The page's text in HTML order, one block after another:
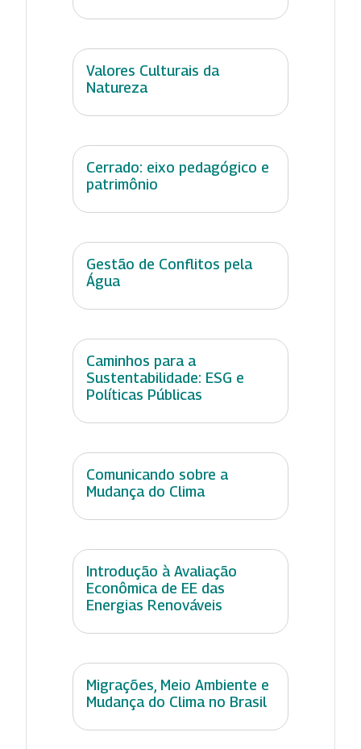
Valores Culturais da
Natureza
Cerrado: eixo pedagógico e
patrimônio
Gestão de Conflitos pela
Água
Caminhos para a
Sustentabilidade: ESG e
Políticas Públicas
Comunicando sobre a
Mudança do Clima
Introdução à Avaliação
Econômica de EE das
Energias Renováveis
Migrações, Meio Ambiente e
Mudança do Clima no Brasil